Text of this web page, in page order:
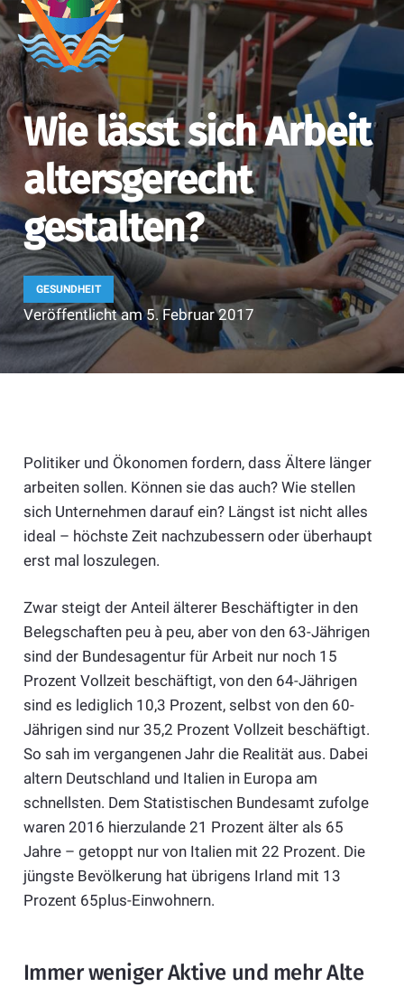
Wie lässt sich Arbeit
altersgerecht
gestalten?
GESUNDHEIT
Veröffentlicht am5. Februar 2017
Politiker und Ökonomen fordern, dass Ältere länger
arbeiten sollen. Können sie das auch? Wie stellen
sich Unternehmen darauf ein? Längst ist nicht alles
ideal – höchste Zeit nachzubessern oder überhaupt
erst mal loszulegen.
Zwar steigt der Anteil älterer Beschäftigter in den
Belegschaften peu à peu, aber von den 63-Jährigen
sind der Bundesagentur für Arbeit nur noch 15
Prozent Vollzeit beschäftigt, von den 64-Jährigen
sind es lediglich 10,3 Prozent, selbst von den 60-
Jährigen sind nur 35,2 Prozent Vollzeit beschäftigt.
So sah im vergangenen Jahr die Realität aus. Dabei
altern Deutschland und Italien in Europa am
schnellsten. Dem Statistischen Bundesamt zufolge
waren 2016 hierzulande 21 Prozent älter als 65
Jahre – getoppt nur von Italien mit 22 Prozent. Die
jüngste Bevölkerung hat übrigens Irland mit 13
Prozent 65plus-Einwohnern.
Immer weniger Aktive und mehr Alte